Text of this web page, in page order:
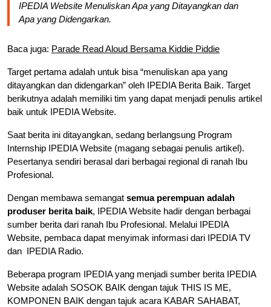
IPEDIA Website Menuliskan Apa yang Ditayangkan dan
Apa yang Didengarkan.
Baca juga: Parade Read Aloud Bersama Kiddie Piddie
Target pertama adalah untuk bisa “menuliskan apa yang
ditayangkan dan didengarkan” oleh IPEDIA Berita Baik. Target
berikutnya adalah memiliki tim yang dapat menjadi penulis artikel
baik untuk IPEDIA Website.
Saat berita ini ditayangkan, sedang berlangsung Program
Internship IPEDIA Website (magang sebagai penulis artikel).
Pesertanya sendiri berasal dari berbagai regional di ranah Ibu
Profesional.
Dengan membawa semangat semua perempuan adalah
produser berita baik, IPEDIA Website hadir dengan berbagai
sumber berita dari ranah Ibu Profesional. Melalui IPEDIA
Website, pembaca dapat menyimak informasi dari IPEDIA TV
dan IPEDIA Radio.
Beberapa program IPEDIA yang menjadi sumber berita IPEDIA
Website adalah SOSOK BAIK dengan tajuk THIS IS ME,
KOMPONEN BAIK dengan tajuk acara KABAR SAHABAT,